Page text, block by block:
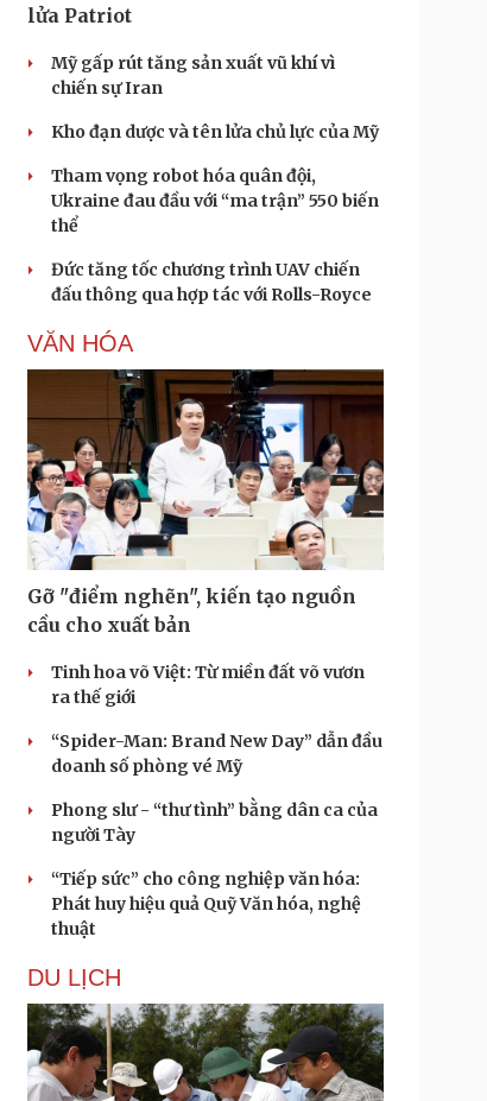
lửa Patriot
Mỹ gấp rút tăng sản xuất vũ khí vì
chiến sự Iran
Kho đạn dược và tên lửa chủ lực của Mỹ
Tham vọng robot hóa quân đội,
Ukraine đau đầu với “ma trận” 550 biến
thể
Đức tăng tốc chương trình UAV chiến
đấu thông qua hợp tác với Rolls-Royce
VĂN HÓA
Gỡ "điểm nghẽn", kiến tạo nguồn
cầu cho xuất bản
Tinh hoa võ Việt: Từ miền đất võ vươn
ra thế giới
“Spider-Man: Brand New Day” dẫn đầu
doanh số phòng vé Mỹ
Phong slư - “thư tình” bằng dân ca của
người Tày
“Tiếp sức” cho công nghiệp văn hóa:
Phát huy hiệu quả Quỹ Văn hóa, nghệ
thuật
DU LỊCH